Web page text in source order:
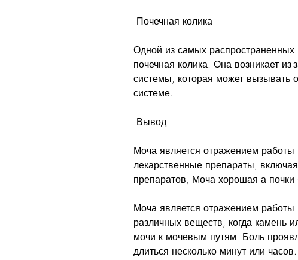
Почечная колика
Одной из самых распространенных
почечная колика. Она возникает
системы, которая может вызывать
системе.
Вывод
Моча является отражением
лекарственные препараты,
препаратов, Моча хорошая а
Моча является отражением
различных веществ, когда камень
мочи к мочевым путям. Боль
длиться несколько минут или часов.